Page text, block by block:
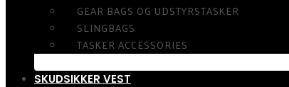
GEAR BAGS OG UDSTYRSTASKER
SLINGBAGS
TASKER ACCESSORIES
SKUDSIKKER VEST